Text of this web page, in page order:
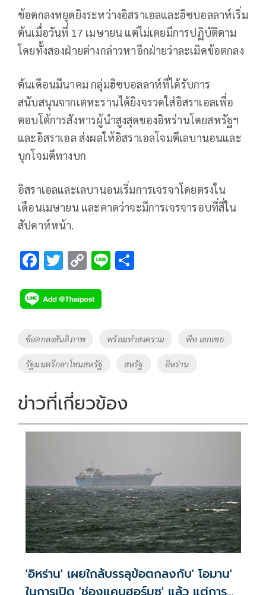
ข้อตกลงหยุดยิงระหว่างอิสราเอลและฮิซบอลลาห์เริ่ม
ต้นเมื่อวันที่ 17 เมษายน แต่ไม่เคยมีการปฏิบัติตาม
โดยทั้งสองฝ่ายต่างกล่าวหาอีกฝ่ายว่าละเมิดข้อตกลง
ต้นเดือนมีนาคม กลุ่มฮิซบอลลาห์ที่ได้รับการ
สนับสนุนจากเตหะรานได้ยิงจรวดใส่อิสราเอลเพื่อ
ตอบโต้การสังหารผู้นำสูงสุดของอิหร่านโดยสหรัฐฯ
และอิสราเอล ส่งผลให้อิสราเอลโจมตีเลบานอนและ
บุกโจมตีทางบก
อิสราเอลและเลบานอนเริ่มการเจรจาโดยตรงใน
เดือนเมษายน และคาดว่าจะมีการเจรจารอบที่สี่ใน
สัปดาห์หน้า.
F
e
b
o
o
k
T
tt
er
C
p
y
n
k
Li
Tags
ข้อตกลงสันติภาพ พร้อมทำสงคราม พีท เฮกเซธ
รัฐมนตรีกลาโหมสหรัฐ สหรัฐ อิหร่าน
ข่าวที่เกี่ยวข้อง
'อิหร่าน' เผยใกล้บรรลุข้อตกลงกับ' โอมาน'